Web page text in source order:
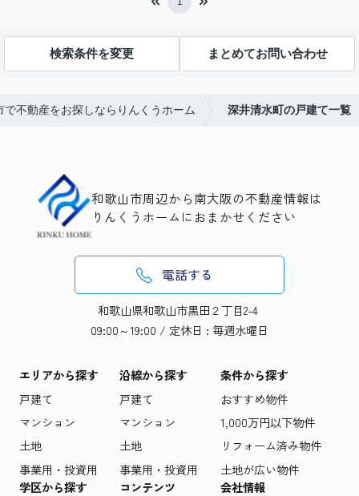
検索条件を変更 まとめてお問い合わせ
で不動産をお探しならりんくうホーム 深井清水町の戸建て一覧
和歌山市周辺から南大阪の不動産情報は
りんくうホームにおまかせください
電話する
和歌山県和歌山市黒田２丁目2-4
09:00～19:00 / 定休日 : 毎週水曜日
エリアから探す
戸建て
マンション
土地
事業用・投資用
沿線から探す
戸建て
マンション
土地
事業用・投資用
条件から探す
おすすめ物件
1,000万円以下物件
リフォーム済み物件
土地が広い物件
学区から探す
コンテンツ
会社情報